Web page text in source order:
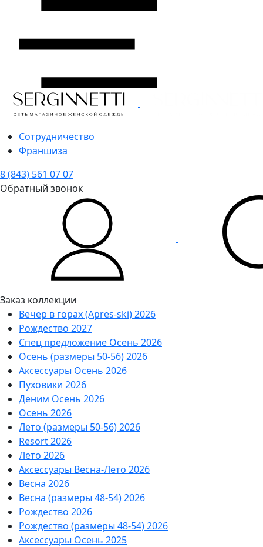
Сотрудничество
Франшиза
8 (843) 561 07 07
Обратный звонок
Заказ коллекции
Вечер в горах (Apres-ski) 2026
Рождество 2027
Спец предложение Осень 2026
Осень (размеры 50-56) 2026
Аксессуары Осень 2026
Пуховики 2026
Деним Осень 2026
Осень 2026
Лето (размеры 50-56) 2026
Resort 2026
Лето 2026
Аксессуары Весна-Лето 2026
Весна 2026
Весна (размеры 48-54) 2026
Рождество 2026
Рождество (размеры 48-54) 2026
Аксессуары Осень 2025